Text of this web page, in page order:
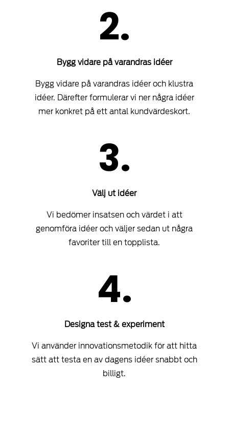
2.
Bygg vidare på varandras idéer
Bygg vidare på varandras idéer och klustra
idéer. Därefter formulerar vi ner några idéer
mer konkret på ett antal kundvärdeskort.
3.
Välj ut idéer
Vi bedömer insatsen och värdet i att
genomföra idéer och väljer sedan ut några
favoriter till en topplista.
4.
Designa test & experiment
Vi använder innovationsmetodik för att hitta
sätt att testa en av dagens idéer snabbt och
billigt.